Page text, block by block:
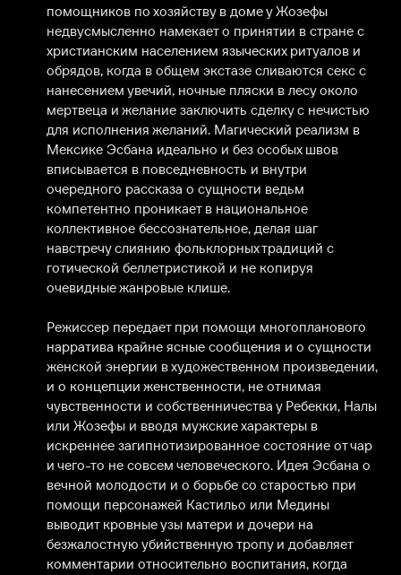
помощников по хозяйству в доме у Жозефы
недвусмысленно намекает о принятии в стране с
христианским населением языческих ритуалов и
обрядов, когда в общем экстазе сливаются секс с
нанесением увечий, ночные пляски в лесу около
мертвеца и желание заключить сделку с нечистью
для исполнения желаний. Магический реализм в
Мексике Эсбана идеально и без особых швов
вписывается в повседневность и внутри
очередного рассказа о сущности ведьм
компетентно проникает в национальное
коллективное бессознательное, делая шаг
навстречу слиянию фольклорных традиций с
готической беллетристикой и не копируя
очевидные жанровые клише.
Режиссер передает при помощи многопланового
нарратива крайне ясные сообщения и о сущности
женской энергии в художественном произведении,
и о концепции женственности, не отнимая
чувственности и собственничества у Ребекки, Налы
или Жозефы и вводя мужские характеры в
искреннее загипнотизированное состояние от чар
и чего-то не совсем человеческого. Идея Эсбана о
вечной молодости и о борьбе со старостью при
помощи персонажей Кастильо или Медины
выводит кровные узы матери и дочери на
безжалостную убийственную тропу и добавляет
комментарии относительно воспитания, когда